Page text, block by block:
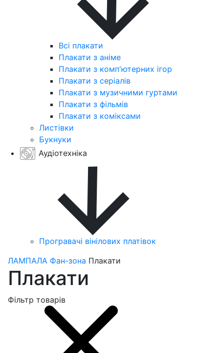
Всі плакати
Плакати з аніме
Плакати з комп'ютерних ігор
Плакати з серіалів
Плакати з музичними гуртами
Плакати з фільмів
Плакати з коміксами
Листівки
Букнуки
Аудіотехніка
Програвачі вінілових платівок
ЛАМПАЛА Фан-зона Плакати
Плакати
Фільтр товарів